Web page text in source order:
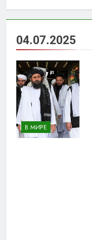
04.07.2025
В МИРЕ